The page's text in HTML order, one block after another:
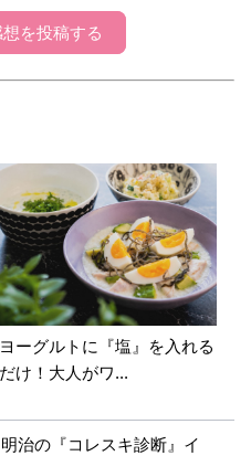
を投稿する
ヨーグルトに『塩』を入れる
だけ！大人がワ...
明治の『コレスキ診断』イ